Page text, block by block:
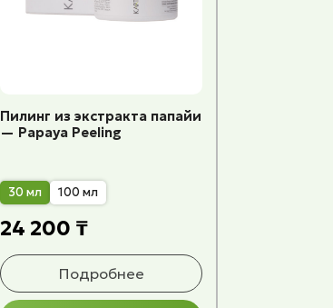
Пилинг из экстракта папайи
— Papaya Peeling
30 мл 100 мл
24 200 ₸
Подробнее